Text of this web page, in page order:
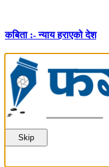
कबिता :- न्याय हराएको देश
Skip